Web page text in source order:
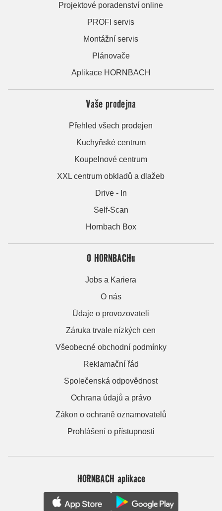
Projektové poradenství online
PROFI servis
Montážní servis
Plánovače
Aplikace HORNBACH
Vaše prodejna
Přehled všech prodejen
Kuchyňské centrum
Koupelnové centrum
XXL centrum obkladů a dlažeb
Drive - In
Self-Scan
Hornbach Box
O HORNBACHu
Jobs a Kariera
O nás
Údaje o provozovateli
Záruka trvale nízkých cen
Všeobecné obchodní podmínky
Reklamační řád
Společenská odpovědnost
Ochrana údajů a právo
Zákon o ochraně oznamovatelů
Prohlášení o přístupnosti
HORNBACH aplikace